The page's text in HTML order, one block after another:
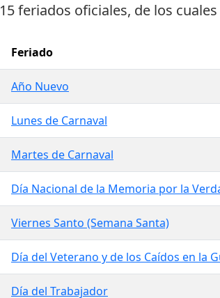
15 feriados oficiales, de los cuales
Feriado
Año Nuevo
Lunes de Carnaval
Martes de Carnaval
Día Nacional de la Memoria por la
Viernes Santo (Semana Santa)
Día del Veterano y de los Caídos en la
Día del Trabajador